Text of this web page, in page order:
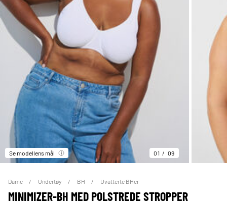
Se modellens mål 01 09
Dame Undertøy BH Uvatterte BHer
MINIMIZER-BH MED POLSTREDE STROPPER